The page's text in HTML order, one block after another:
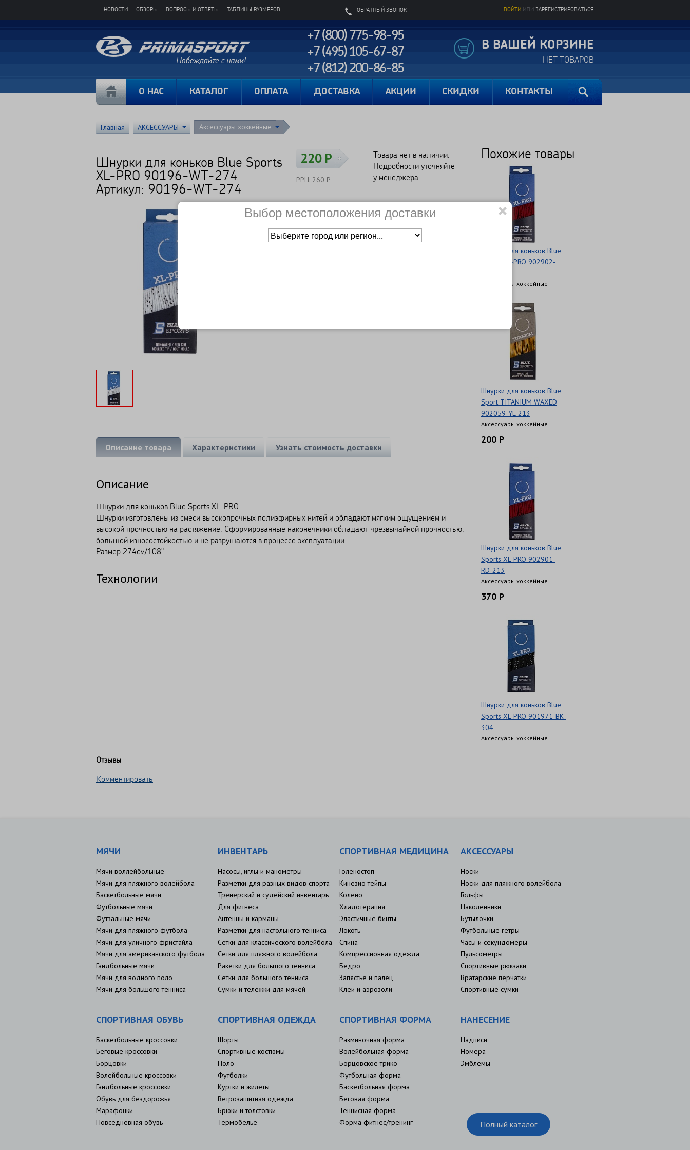
ОБРАТНЫЙ ЗВОНОК ВОЙТИ ИЛИ ЗАРЕГИСТРИРОВАТЬСЯ
НОВОСТИ ОБЗОРЫ ВОПРОСЫ И ОТВЕТЫ ТАБЛИЦЫ РАЗМЕРОВ
+7 (800) 775-98-95
+7 (495) 105-67-87
+7 (812) 200-86-85
В ВАШЕЙ КОРЗИНЕ
НЕТ ТОВАРОВ
О НАС КАТАЛОГ ОПЛАТА ДОСТАВКА АКЦИИ СКИДКИ КОНТАКТЫ
Главная АКСЕССУАРЫ Аксессуары хоккейные
Шнурки для коньков Blue Sports
XL-PRO 90196-WT-274
Артикул: 90196-WT-274
220 Р
РРЦ: 260 Р
Товара нет в наличии.
Подробности уточняйте
у менеджера.
Сравнить Нет в наличии
Основное о товаре
Описание товара Характеристики Узнать стоимость доставки
Описание
Шнурки для коньков Blue Sports XL-PRO.
Шнурки изготовлены из смеси высокопрочных полиэфирных нитей и обладают мягким ощущением и
высокой прочностью на растяжение. Сформированные наконечники обладают чрезвычайной прочностью,
большой износостойкостью и не разрушаются в процессе эксплуатации.
Размер 274см/108".
Технологии
Похожие товары
Шнурки для коньков Blue
Sports XL-PRO 902902-
Аксессуары хоккейные
Шнурки для коньков Blue
Sport TITANIUM WAXED
902059-YL-213
Аксессуары хоккейные
200 Р
Шнурки для коньков Blue
Sports XL-PRO 902901-
RD-213
Аксессуары хоккейные
370 Р
Шнурки для коньков Blue
Sports XL-PRO 901971-BK-
304
Аксессуары хоккейные
Отзывы
Комментировать
МЯЧИ
Мячи воллейбольные
Мячи для пляжного волейбола
Баскетбольные мячи
Футбольные мячи
Футзальные мячи
Мячи для пляжного футбола
Мячи для уличного фристайла
Мячи для американского футбола
Гандбольные мячи
Мячи для водного поло
Мячи для большого тенниса
ИНВЕНТАРЬ
Насосы, иглы и манометры
Разметки для разных видов спорта
Тренерский и судейский инвентарь
Для фитнеса
Антенны и карманы
Разметки для настольного тенниса
Сетки для классического волейбола
Сетки для пляжного волейбола
Ракетки для большого тенниса
Сетки для большого тенниса
Сумки и тележки для мячей
СПОРТИВНАЯ МЕДИЦИНА
Голеностоп
Кинезио тейпы
Колено
Хладотерапия
Эластичные бинты
Локоть
Спина
Компрессионная одежда
Бедро
Запястье и палец
Клеи и аэрозоли
АКСЕССУАРЫ
Носки
Носки для пляжного волейбола
Гольфы
Наколенники
Бутылочки
Футбольные гетры
Часы и секундомеры
Пульсометры
Спортивные рюкзаки
Вратарские перчатки
Спортивные сумки
СПОРТИВНАЯ ОБУВЬ
Баскетбольные кроссовки
Беговые кроссовки
Борцовки
Волейбольные кроссовки
Гандбольные кроссовки
Обувь для бездорожья
Марафонки
Повседневная обувь
СПОРТИВНАЯ ОДЕЖДА
Шорты
Спортивные костюмы
Поло
Футболки
Куртки и жилеты
Ветрозащитная одежда
Брюки и толстовки
Термобелье
СПОРТИВНАЯ ФОРМА
Разминочная форма
Волейбольная форма
Борцовское трико
Футбольная форма
Баскетбольная форма
Беговая форма
Теннисная форма
Форма фитнес/тренинг
НАНЕСЕНИЕ
Надписи
Номера
Эмблемы
Полный каталог
Выбор местоположения доставки